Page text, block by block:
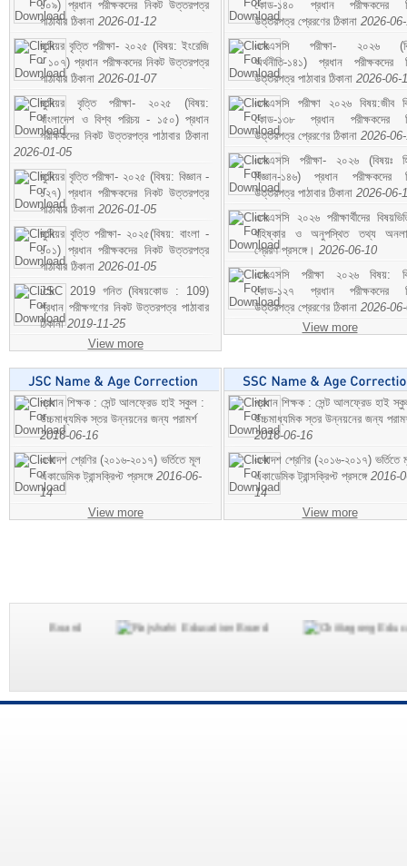
১০৯) প্রধান পরীক্ষকদের নিকট উত্তরপত্র
পাঠাবার ঠিকানা 2026-01-12
জুনিয়র বৃত্তি পরীক্ষা- ২০২৫ (বিষয়: ইংরেজি
- ১০৭) প্রধান পরীক্ষকদের নিকট উত্তরপত্র
পাঠাবার ঠিকানা 2026-01-07
জুনিয়র বৃত্তি পরীক্ষা- ২০২৫ (বিষয়:
বাংলাদেশ ও বিশ্ব পরিচয় - ১৫০) প্রধান
পরীক্ষকদের নিকট উত্তরপত্র পাঠাবার ঠিকানা
2026-01-05
জুনিয়র বৃত্তি পরীক্ষা- ২০২৫ (বিষয়: বিজ্ঞান -
১২৭) প্রধান পরীক্ষকদের নিকট উত্তরপত্র
পাঠাবার ঠিকানা 2026-01-05
জুনিয়র বৃত্তি পরীক্ষা- ২০২৫(বিষয়: বাংলা -
১০১) প্রধান পরীক্ষকদের নিকট উত্তরপত্র
পাঠাবার ঠিকানা 2026-01-05
JSC 2019 গনিত (বিষয়কোড : 109)
প্রধান পরীক্ষগণের নিকট উত্তরপত্র পাঠাবার
ঠিকানা2019-11-25
View more
কোড-১৪০ প্রধান পরীক্ষকদের
উত্তরপত্র প্রেরণের ঠিকানা 2026-
এসএসসি পরীক্ষা- ২০২৬
অর্থনীতি-১৪১) প্রধান পরীক্ষকদের
উত্তরপত্র পাঠাবার ঠিকানা 2026-06-
এসএসসি পরীক্ষা ২০২৬ বিষয়:জীব
কোড-১৩৮ প্রধান পরীক্ষকদের
উত্তরপত্র প্রেরণের ঠিকানা 2026-
এসএসসি পরীক্ষা- ২০২৬ (বিষয়ঃ
বিজ্ঞান-১৪৬) প্রধান পরীক্ষকদের
উত্তরপত্র পাঠাবার ঠিকানা 2026-06-
এসএসসি ২০২৬ পরীক্ষার্থীদের
বহিষ্কার ও অনুপস্থিত তথ্য
প্রেরণ প্রসঙ্গে। 2026-06-10
এসএসসি পরীক্ষা ২০২৬ বিষয়:
কোড-১২৭ প্রধান পরীক্ষকদের
উত্তরপত্র প্রেরণের ঠিকানা 2026-
View more
প্রধান শিক্ষক : সেন্ট আলফ্রেড হাই স্কুল :
উচ্চমাধ্যমিক স্তর উন্নয়নের জন্য পরামর্শ
2016-06-16
একাদশ শ্রেণির (২০১৬-২০১৭) ভর্তিতে মূল
একাডেমিক ট্রান্সক্রিপ্ট প্রসঙ্গে 2016-06-
14
View more
প্রধান শিক্ষক : সেন্ট আলফ্রেড হাই
উচ্চমাধ্যমিক স্তর উন্নয়নের জন্য
2016-06-16
একাদশ শ্রেণির (২০১৬-২০১৭) ভর্তিতে
একাডেমিক ট্রান্সক্রিপ্ট প্রসঙ্গে 2016-
14
View more